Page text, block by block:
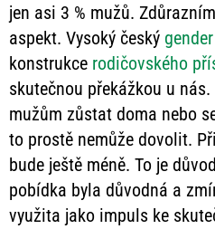
jen asi 3 % mužů.
aspekt. Vysoký český
konstrukce rodičovského
skutečnou překážkou u
mužům zůstat doma nebo
to prostě nemůže dovolit.
bude ještě méně. To je
pobídka byla důvodná a
využita jako impuls ke